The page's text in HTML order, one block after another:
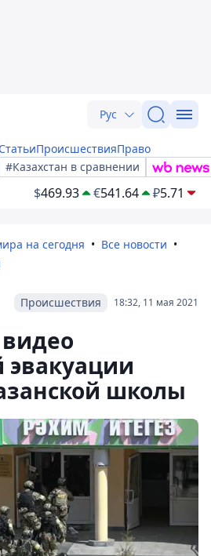
Рус
СтатьиПроисшествияПраво
#Казахстан в сравнении
$469.93 €541.64 ₽5.71
на сегодня
Все новости
18:32, 11 мая 2021
Происшествия
эвакуации
школы